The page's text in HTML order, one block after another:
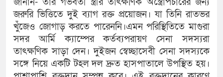
জরুরি ভিত্তিতে দুই ব্যাগ রক্ত প্রয়োজন। যা তিনি রাতভর
খুঁজেও জোগাড় করতে পারেননি।এমন পরিস্থিতিতে মাগুরা
সদর আর্মি ক্যাম্পের কর্তব্যপরায়ণ সেনা সদস্যরা
তাৎক্ষণিক সাড়া দেন। দুইজন স্বেচ্ছাসেবী সেনা সদস্যকে
সঙ্গে নিয়ে একটি টহল দল দ্রুত হাসপাতালে উপস্থিত হয়।